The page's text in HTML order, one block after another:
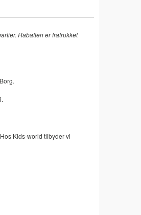
Rabatten er fratrukket
Kids-world tilbyder vi